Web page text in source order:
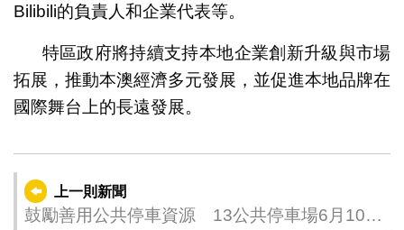
Bilibili的負責人和企業代表等。
特區政府將持續支持本地企業創新升級與市場
拓展，推動本澳經濟多元發展，並促進本地品牌在
國際舞台上的長遠發展。
上一則新聞
鼓勵善用公共停車資源 13公共停車場6月10日